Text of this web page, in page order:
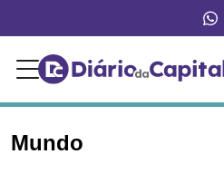
Mundo